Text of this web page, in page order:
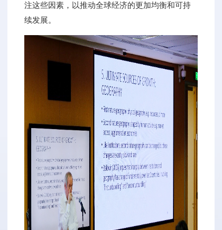
注这些因素，以推动全球经济的更加均衡和可持
续发展。